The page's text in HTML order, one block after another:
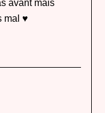
avant mais
mal ♥